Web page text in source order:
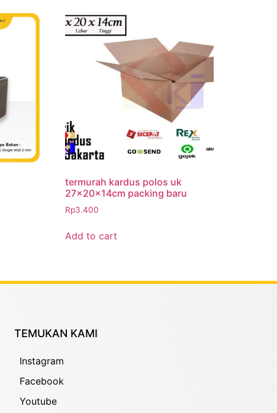
termurah kardus polos uk
27x20x14cm packing baru
Rp3.400
Add to cart
TEMUKAN KAMI
Instagram
Facebook
Youtube